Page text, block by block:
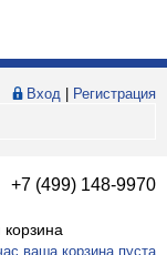
Вход
Регистрация
+7 (499) 148-9970
ваша корзина пуста